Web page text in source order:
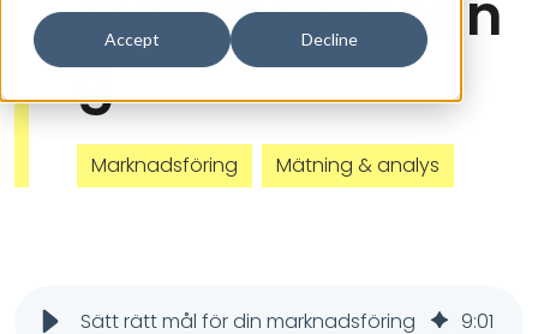
Accept Decline
marknadsförin
g
Marknadsföring Mätning & analys
Sätt rätt mål för din marknadsföring 9:01